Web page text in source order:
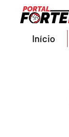
Início